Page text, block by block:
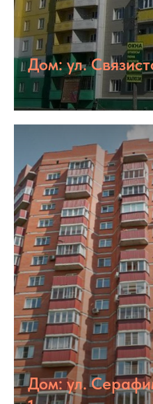
Дом: ул.
Дом: ул.